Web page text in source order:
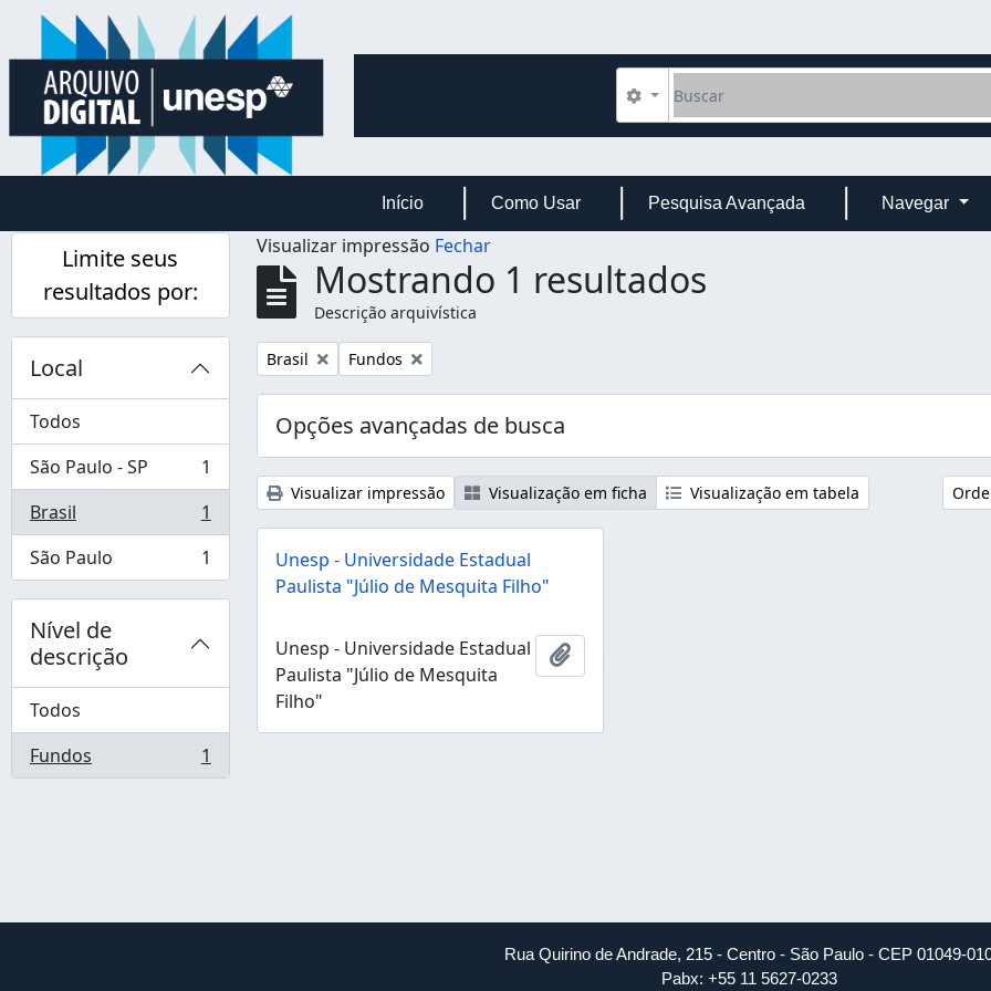
Skip to main content
Buscar
Opções de busca
Início Como Usar Pesquisa Avançada Navegar
Limite seus
resultados por:
Local
Todos
São Paulo - SP
, 1 resultados
1
Brasil
, 1 resultados
1
São Paulo
, 1 resultados 1
Nível de
descrição
Todos
Fundos
, 1 resultados 1
Visualizar impressão Fechar
Mostrando 1 resultados
Descrição arquivística
Remover filtro:
Brasil Remover filtro:
Fundos
Opções avançadas de busca
Visualizar impressão Visualização em ficha Visualização em tabela
Unesp - Universidade Estadual
Paulista "Júlio de Mesquita Filho"
Unesp - Universidade Estadual
Paulista "Júlio de Mesquita
Filho"
Adicionar a área de transferência
Rua Quirino de Andrade, 215 - Centro - São Paulo - CEP 01049-
Pabx: +55 11 5627-0233